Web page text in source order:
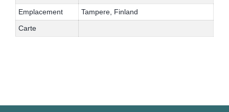
Emplacement
Tampere, Finland
Carte